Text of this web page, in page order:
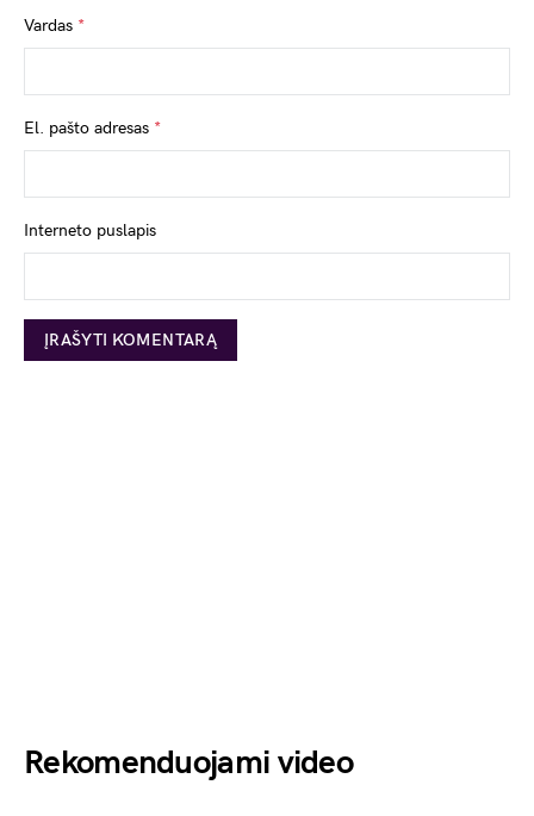
Vardas *
El. pašto adresas *
Interneto puslapis
Rekomenduojami video